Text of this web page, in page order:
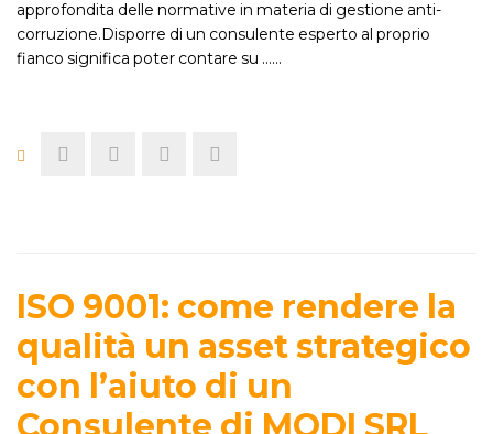
approfondita delle normative in materia di gestione anti-
corruzione.Disporre di un consulente esperto al proprio
fianco significa poter contare su ...…
ISO 9001: come rendere la
qualità un asset strategico
con l’aiuto di un
Consulente di MODI SRL